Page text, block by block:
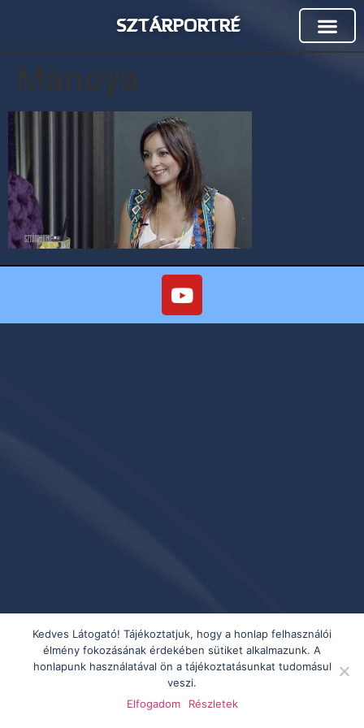
SZTÁRPORTRÉ
Manoya
Kedves Látogató! Tájékoztatjuk, hogy a honlap felhasználói
élmény fokozásának érdekében sütiket alkalmazunk. A
honlapunk használatával ön a tájékoztatásunkat tudomásul
veszi.
Elfogadom
Részletek